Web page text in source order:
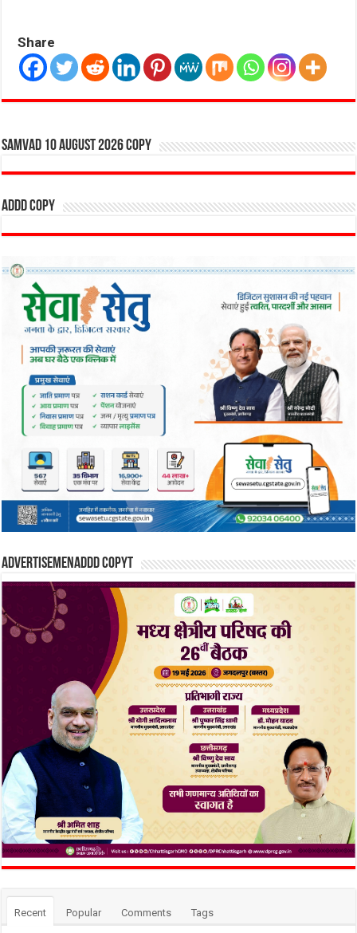
Share
SAMVAD 10 AUGUST 2026 copy
addd copy
Advertisemenaddd copyt
Recent Popular Comments Tags